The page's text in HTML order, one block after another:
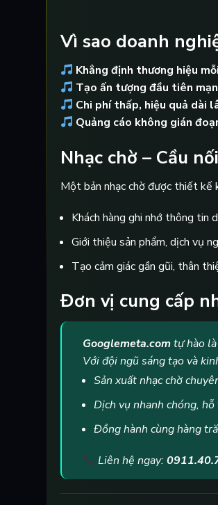
Vì sao doanh
Khẳng định thương hiệu
Tạo ấn tượng đầu tiên
Chi phí thấp, hiệu quả dài
Quảng cáo không gián
Nhạc chờ – Cầu
Một bản nhạc chờ được thiết kế
Khách hàng ghi nhớ thông tin
Giới thiệu sản phẩm, dịch vụ
Tạo cảm giác gần gũi, thân
Đơn vị cung cấp
Googlemeta.comtự hào là
Với đội ngũ sáng tạo và
Sản xuất nhạc chờ
Dịch vụ nhanh chóng,
Đồng hành cùng hàng
Liên hệ ngay: